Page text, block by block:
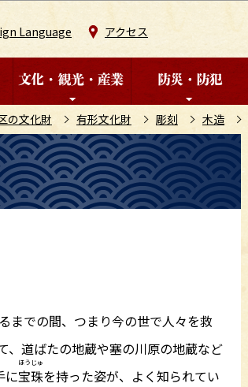
Language アクセス
の文化財 有形文化財 彫刻 木造
までの間、つまり今の世で人々を救
、道ばたの地蔵や塞の川原の地蔵など
に宝珠
ほうじゅ
を持った姿が、よく知られてい